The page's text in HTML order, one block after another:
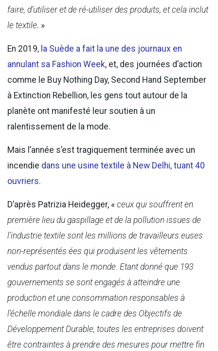
faire, d’utiliser et de ré-utiliser des produits, et cela inclut
le textile. »
En 2019, la Suède a fait la une des journaux en
annulant sa Fashion Week, et, des journées d’action
comme le Buy Nothing Day, Second Hand September
à Extinction Rebellion, les gens tout autour de la
planète ont manifesté leur soutien à un
ralentissement de la mode.
Mais l’année s’est tragiquement terminée avec un
incendie dans une usine textile à New Delhi, tuant 40
ouvriers.
D’après Patrizia Heidegger, « ceux qui souffrent en
première lieu du gaspillage et de la pollution issues de
l’industrie textile sont les millions de travailleurs.euses
non-représentés.ées qui produisent les vêtements
vendus partout dans le monde. Etant donné que 193
gouvernements se sont engagés à atteindre une
production et une consommation responsables à
l’échelle mondiale dans le cadre des Objectifs de
Développement Durable, toutes les entreprises doivent
être contraintes à prendre des mesures pour mettre fin